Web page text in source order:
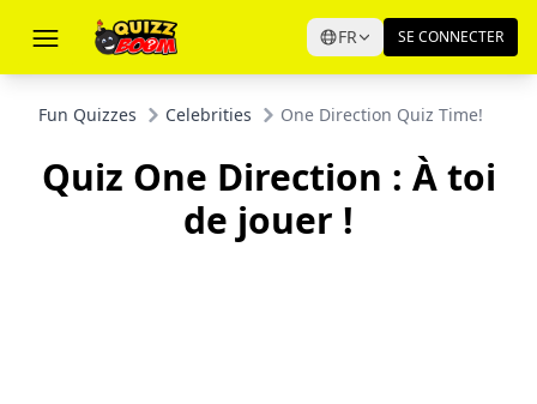
FR SE CONNECTER
Fun Quizzes Celebrities One Direction Quiz Time!
Quiz One Direction : À toi
de jouer !